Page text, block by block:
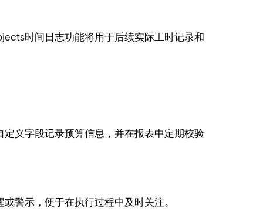
时间日志功能将用于后续实际工时记录和
义字段记录预算信息，并在报表中定期校验
警示，便于在执行过程中及时关注。